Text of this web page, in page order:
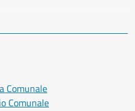
Comunale
Comunale